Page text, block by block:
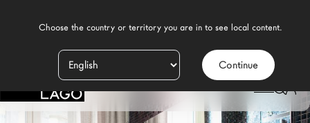
Continue
Productos
Inspiración
DESIGN BAÑO MODERNO LAVABOS LAVABO